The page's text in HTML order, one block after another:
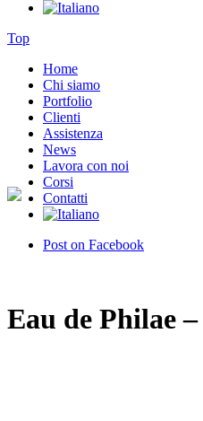
Top
Home
Chi siamo
Portfolio
Clienti
Assistenza
News
Lavora con noi
Corsi
Contatti
Post on Facebook
Eau de Philae